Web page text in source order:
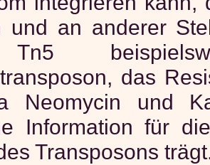
und an anderer
Tn5
das
Neomycin und
Information für
Transposons